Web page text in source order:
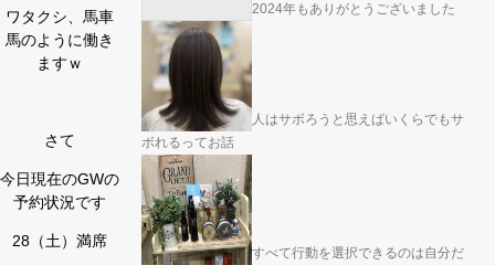
ワタクシ、馬車
馬のように働き
ますｗ
さて
今日現在のGWの
予約状況です
28（土）満席
2024年もありがとうございました
人はサボろうと思えばいくらでもサ
ボれるってお話
すべて行動を選択できるのは自分だ